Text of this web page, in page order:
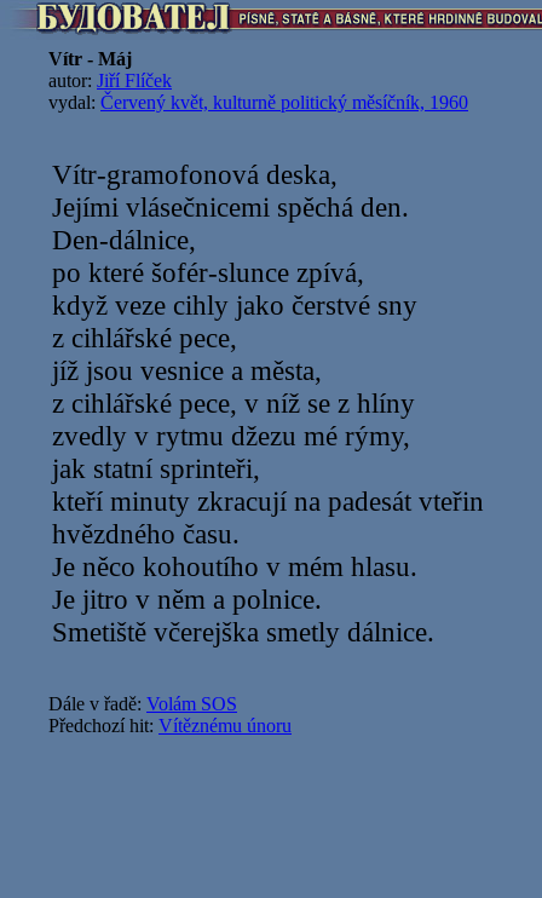
Vítr - Máj
autor: Jiří Flíček
vydal: Červený květ, kulturně politický měsíčník, 1960
Vítr-gramofonová deska,
Jejími vlásečnicemi spěchá den.
Den-dálnice,
po které šofér-slunce zpívá,
když veze cihly jako čerstvé sny
z cihlářské pece,
jíž jsou vesnice a města,
z cihlářské pece, v níž se z hlíny
zvedly v rytmu džezu mé rýmy,
jak statní sprinteři,
kteří minuty zkracují na padesát vteřin
hvězdného času.
Je něco kohoutího v mém hlasu.
Je jitro v něm a polnice.
Smetiště včerejška smetly dálnice.
Dále v řadě: Volám SOS
Předchozí hit: Vítěznému únoru